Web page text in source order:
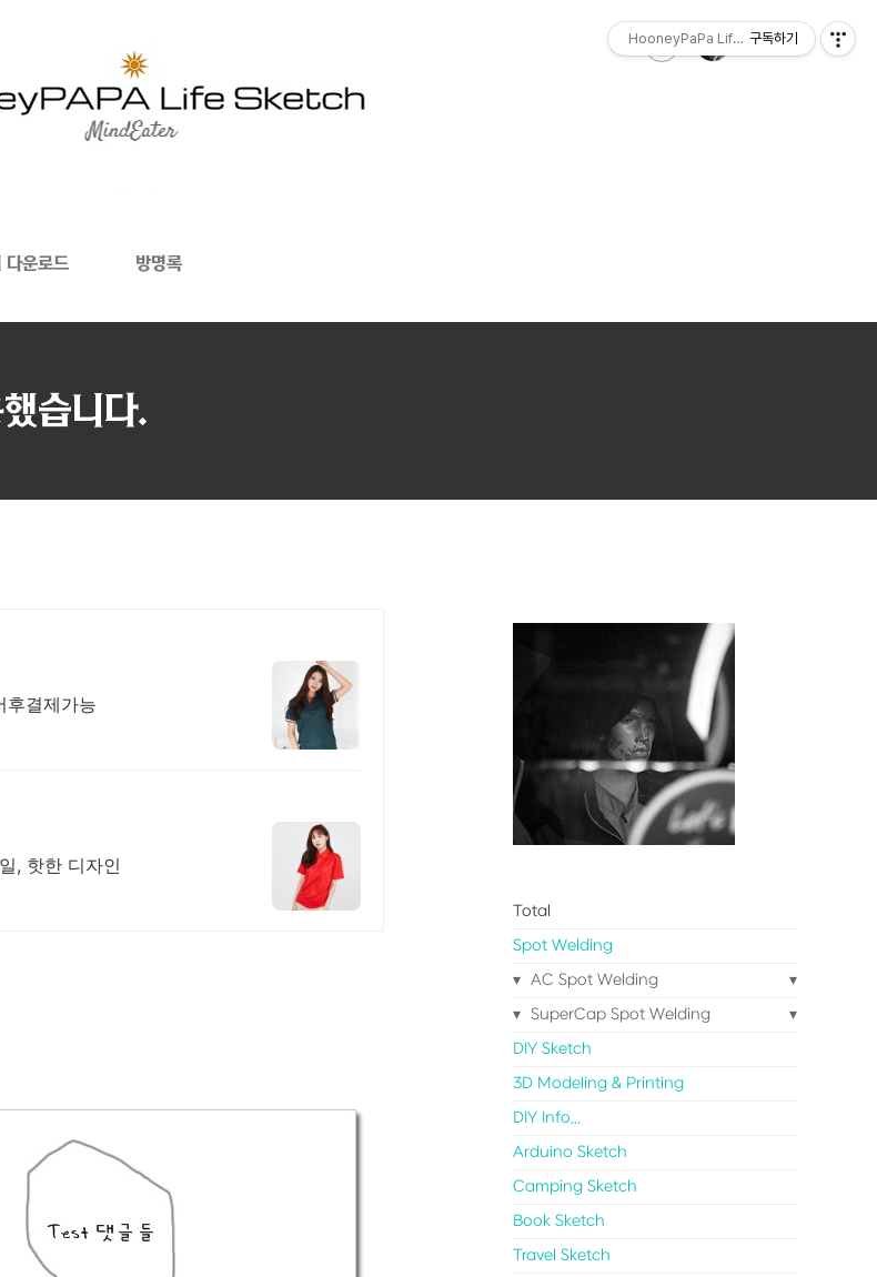
다운로드 방명록
습니다.
후결제가능
, 핫한 디자인
Total
Spot Welding
AC Spot Welding
SuperCap Spot Welding
DIY Sketch
3D Modeling & Printing
DIY Info...
Arduino Sketch
Camping Sketch
Book Sketch
Travel Sketch
HooneyPaPa Life Sketch
구독하기